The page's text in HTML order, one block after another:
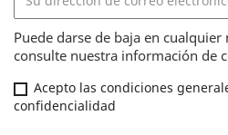
Puede darse de baja en
consulte nuestra información de
Acepto las condiciones
confidencialidad